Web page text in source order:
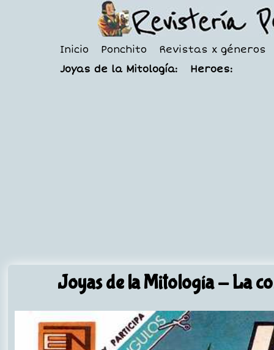
Inicio Ponchito
Revistas x géneros
Joyas de la Mitología:
Heroes:
Joyas de la Mitología- La